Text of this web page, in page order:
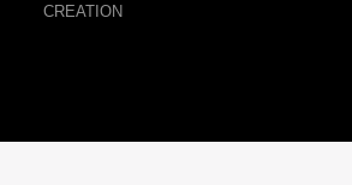
CREATION